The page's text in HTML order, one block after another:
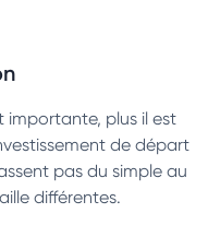
importante, plus il est
de départ
pas du simple au
différentes.